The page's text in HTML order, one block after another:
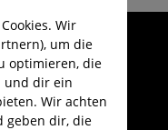
ab 29,-€
Wir
um die
optimieren, die
und dir ein
Wir achten
geben dir, die